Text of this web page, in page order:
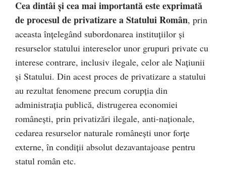
Cea dintâi şi cea mai importantă este exprimată
de procesul de privatizare a Statului Român, prin
aceasta înţelegând subordonarea instituţiilor şi
resurselor statului intereselor unor grupuri private cu
interese contrare, inclusiv ilegale, celor ale Naţiunii
şi Statului. Din acest proces de privatizare a statului
au rezultat fenomene precum corupţia din
administraţia publică, distrugerea economiei
româneşti, prin privatizări ilegale, anti-naţionale,
cedarea resurselor naturale româneşti unor forţe
externe, în condiţii absolut dezavantajoase pentru
statul român etc.